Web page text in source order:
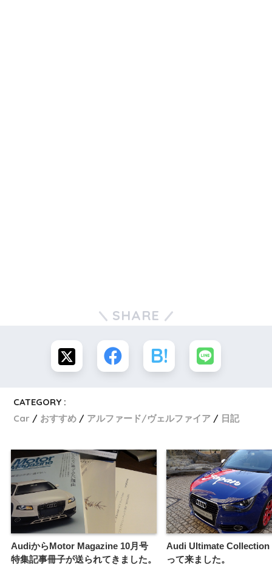
SHARE
CATEGORY :
Car
おすすめ アルファード/ヴェルファイア 日記
AudiからMotor Magazine 10月号
特集記事冊子が送られてきました。
Audi Ultimate Collection
って来ました。